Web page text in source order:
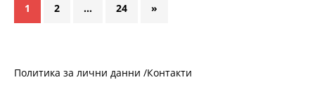
1 2 … 24 »
Политика за лични данни /Контакти